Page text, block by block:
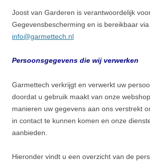
Joost van Garderen is verantwoordelijk
Gegevensbescherming en is bereikbaar via
info@garmettech.nl
Persoonsgegevens die wij verwerken
Garmettech verkrijgt en verwerkt uw
doordat u gebruik maakt van onze
manieren uw gegevens aan ons verstrekt
in contact te kunnen komen en onze
aanbieden.
Hieronder vindt u een overzicht van de